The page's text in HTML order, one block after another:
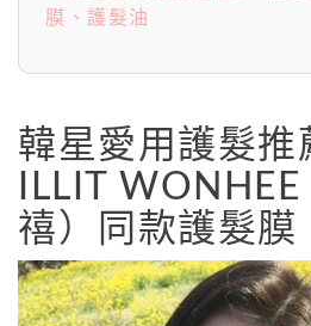
膜、護髮油
韓星愛用護髮推
ILLIT
禧）同款護髮膜